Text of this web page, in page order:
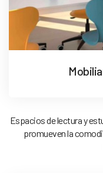
Espacios de lectura y
promueven la